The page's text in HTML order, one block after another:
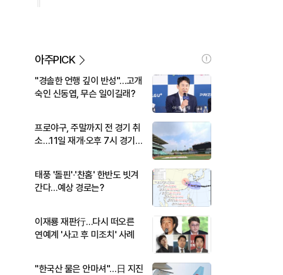
아주PICK
"경솔한 언행 깊이 반성"…고개
숙인 신동엽, 무슨 일이길래?
프로야구, 주말까지 전 경기 취
소…11일 재개·오후 7시 경기
태풍 '돌핀'·'찬홈' 한반도 빗겨
간다…예상 경로는?
이재룡 재판行…다시 떠오른
연예계 '사고 후 미조치' 사례
"한국산 물은 안마셔"…日 지진